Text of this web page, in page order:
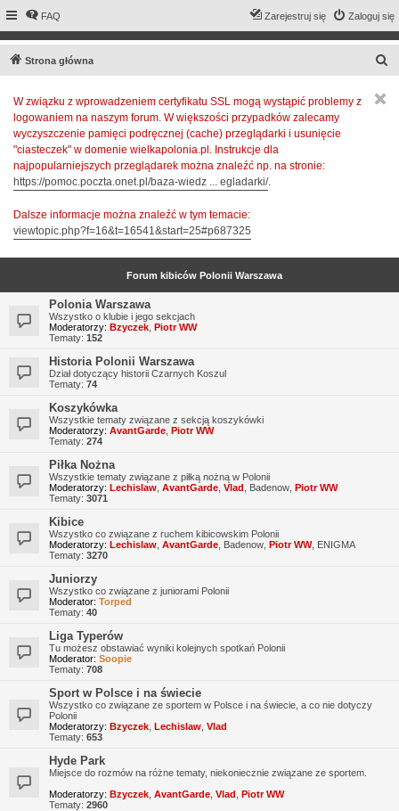
FAQ Zaloguj się
Zarejestruj się
Strona główna
W związku z wprowadzeniem certyfikatu SSL mogą wystąpić problemy z
logowaniem na naszym forum. W większości przypadków zalecamy
wyczyszczenie pamięci podręcznej (cache) przeglądarki i usunięcie
"ciasteczek" w domenie wielkapolonia.pl. Instrukcje dla
najpopularniejszych przeglądarek można znaleźć np. na stronie:
https://pomoc.poczta.onet.pl/baza-wiedz ... egladarki/.
Dalsze informacje można znaleźć w tym temacie:
viewtopic.php?f=16&t=16541&start=25#p687325
Forum kibiców Polonii Warszawa
Polonia Warszawa
Wszystko o klubie i jego sekcjach
Moderatorzy: Bzyczek Piotr WW
Tematy: 152
Historia Polonii Warszawa
Dział dotyczący historii Czarnych Koszul
Tematy: 74
Koszykówka
Wszystkie tematy związane z sekcją koszykówki
Moderatorzy: AvantGarde Piotr WW
Tematy: 274
Piłka Nożna
Wszystkie tematy związane z piłką nożną w Polonii
Moderatorzy: Lechislaw AvantGarde Vlad Badenow Piotr WW
Tematy: 3071
Kibice
Wszystko co związane z ruchem kibicowskim Polonii
Moderatorzy: Lechislaw AvantGarde Badenow Piotr WW, ENIGMA
Tematy: 3270
Juniorzy
Wszystko co związane z juniorami Polonii
Moderator: Torped
Tematy: 40
Liga Typerów
Tu możesz obstawiać wyniki kolejnych spotkań Polonii
Moderator: Soopie
Tematy: 708
Sport w Polsce i na świecie
Wszystko co związane ze sportem w Polsce i na świecie, a co nie dotyczy
Polonii
Moderatorzy: Bzyczek Lechislaw Vlad
Tematy: 653
Hyde Park
Miejsce do rozmów na różne tematy, niekoniecznie związane ze sportem.
Moderatorzy: Bzyczek AvantGarde Vlad Piotr WW
Tematy: 2960